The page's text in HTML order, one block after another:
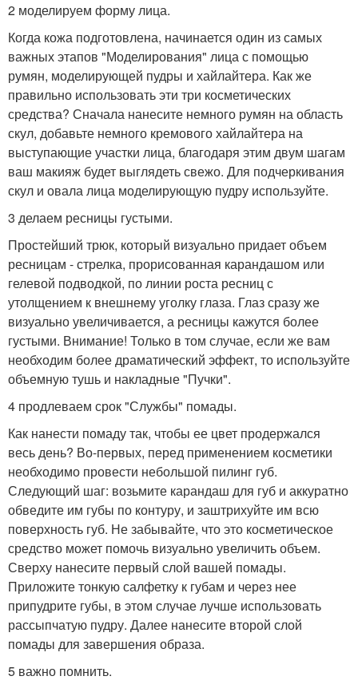
2 моделируем форму лица.
Когда кожа подготовлена, начинается один из самых
важных этапов "Моделирования" лица с помощью
румян, моделирующей пудры и хайлайтера. Как же
правильно использовать эти три косметических
средства? Сначала нанесите немного румян на область
скул, добавьте немного кремового хайлайтера на
выступающие участки лица, благодаря этим двум шагам
ваш макияж будет выглядеть свежо. Для подчеркивания
скул и овала лица моделирующую пудру используйте.
3 делаем ресницы густыми.
Простейший трюк, который визуально придает объем
ресницам - стрелка, прорисованная карандашом или
гелевой подводкой, по линии роста ресниц с
утолщением к внешнему уголку глаза. Глаз сразу же
визуально увеличивается, а ресницы кажутся более
густыми. Внимание! Только в том случае, если же вам
необходим более драматический эффект, то используйте
объемную тушь и накладные "Пучки".
4 продлеваем срок "Службы" помады.
Как нанести помаду так, чтобы ее цвет продержался
весь день? Во-первых, перед применением косметики
необходимо провести небольшой пилинг губ.
Следующий шаг: возьмите карандаш для губ и аккуратно
обведите им губы по контуру, и заштрихуйте им всю
поверхность губ. Не забывайте, что это косметическое
средство может помочь визуально увеличить объем.
Сверху нанесите первый слой вашей помады.
Приложите тонкую салфетку к губам и через нее
припудрите губы, в этом случае лучше использовать
рассыпчатую пудру. Далее нанесите второй слой
помады для завершения образа.
5 важно помнить.